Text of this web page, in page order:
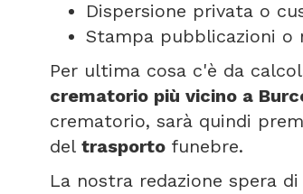
Dispersione privata o
Stampa pubblicazioni o
Per ultima cosa c'è da
crematorio più vicino a
crematorio, sarà quindi
del trasporto funebre.
La nostra redazione spera